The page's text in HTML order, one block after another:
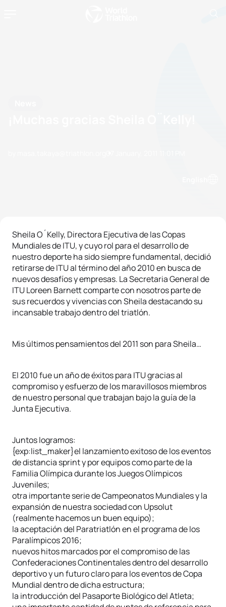
Sheila O´Kelly, Directora Ejecutiva de las Copas
Mundiales de ITU, y cuyo rol para el desarrollo de
nuestro deporte ha sido siempre fundamental, decidió
retirarse de ITU al término del año 2010 en busca de
nuevos desafíos y empresas. La Secretaria General de
ITU Loreen Barnett comparte con nosotros parte de
sus recuerdos y vivencias con Sheila destacando su
incansable trabajo dentro del triatlón.
Mis últimos pensamientos del 2011 son para Sheila…
El 2010 fue un año de éxitos para ITU gracias al
compromiso y esfuerzo de los maravillosos miembros
de nuestro personal que trabajan bajo la guía de la
Junta Ejecutiva.
Juntos logramos:
{exp:list_maker}el lanzamiento exitoso de los eventos
de distancia sprint y por equipos como parte de la
Familia Olímpica durante los Juegos Olímpicos
Juveniles;
otra importante serie de Campeonatos Mundiales y la
expansión de nuestra sociedad con Upsolut
(realmente hacemos un buen equipo);
la aceptación del Paratriatlón en el programa de los
Paralímpicos 2016;
nuevos hitos marcados por el compromiso de las
Confederaciones Continentales dentro del desarrollo
deportivo y un futuro claro para los eventos de Copa
Mundial dentro de dicha estructura;
la introducción del Pasaporte Biológico del Atleta;